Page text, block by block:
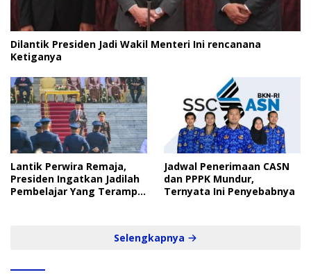
Dilantik Presiden Jadi Wakil Menteri Ini rencanana
Ketiganya
Lantik Perwira Remaja,
Presiden Ingatkan Jadilah
Pembelajar Yang Terampil
Jadwal Penerimaan CASN
dan PPPK Mundur,
Ternyata Ini Penyebabnya
Selengkapnya